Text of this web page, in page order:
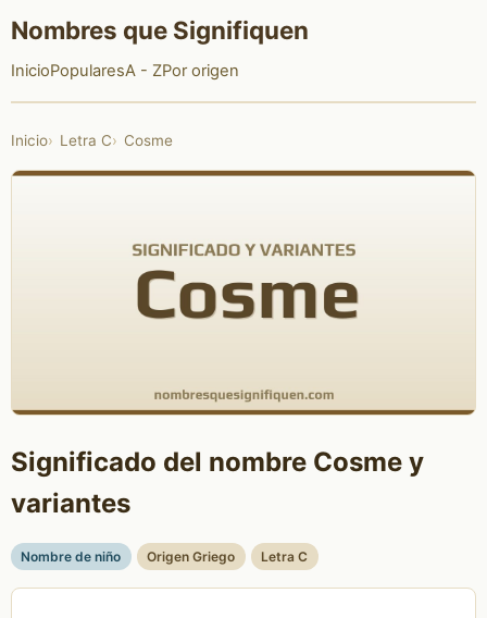
Nombres que Signifiquen
InicioPopularesA - ZPor origen
Inicio Letra C Cosme
Significado del nombre Cosme y
variantes
Nombre de niño Origen Griego Letra C